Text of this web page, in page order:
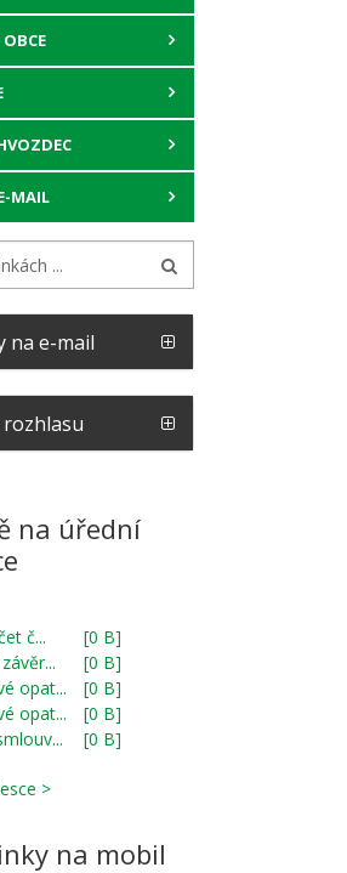
MAIL
na e-mail
na úřední
č...
[0 B]
[0 B]
opat...
[0 B]
opat...
[0 B]
[0 B]
>
na mobil